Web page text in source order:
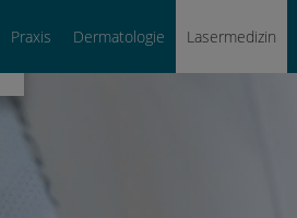
Praxis Dermatologie Lasermedizin